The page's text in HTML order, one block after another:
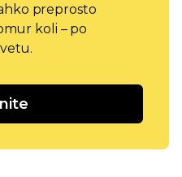
preprosto
koli – po